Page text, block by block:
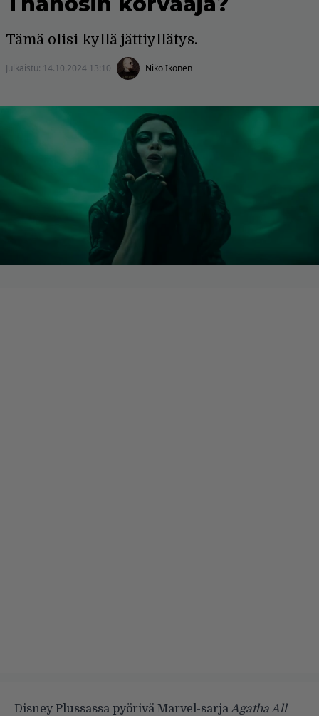
Tämä olisi kyllä jättiyllätys.
Julkaistu: 14.10.2024 13:10 Niko Ikonen
Disney Plussassa pyörivä Marvel-sarja Agatha All